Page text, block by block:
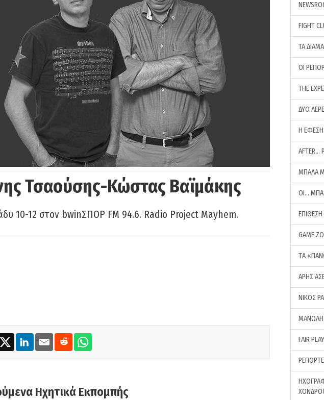
Τσαούσης-Κώστας Βαϊμάκης
10-12 στον bwinΣΠΟΡ FM 94.6. Radio Project Mayhem.
Ηχητικά Εκπομπής
FIGHT
ΤΑ
ΟΙ
THE
ΔΥΟ
Η ΕΦΕΣΗ
AFTER…
ΜΠΑΛΑ
ΟΙ…
GAME
ΤA
ΑΡΗΣ
ΝΙΚΟΣ
FAIR PLAY